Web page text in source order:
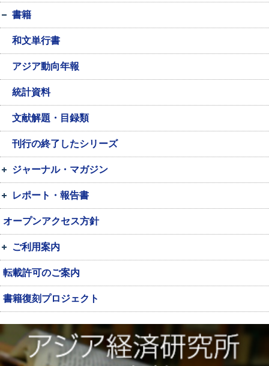
書籍
和文単行書
アジア動向年報
統計資料
文献解題・目録類
刊行の終了したシリーズ
ジャーナル・マガジン
レポート・報告書
オープンアクセス方針
ご利用案内
転載許可のご案内
書籍復刻プロジェクト